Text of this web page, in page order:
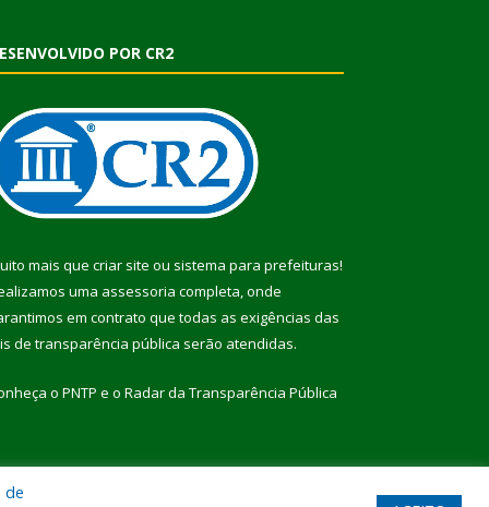
POR CR2
mais que criar site ou sistema para prefeituras!
uma assessoria completa, onde
em contrato que todas as exigências das
de transparência pública serão atendidas.
o PNTP e o Radar da Transparência Pública
de